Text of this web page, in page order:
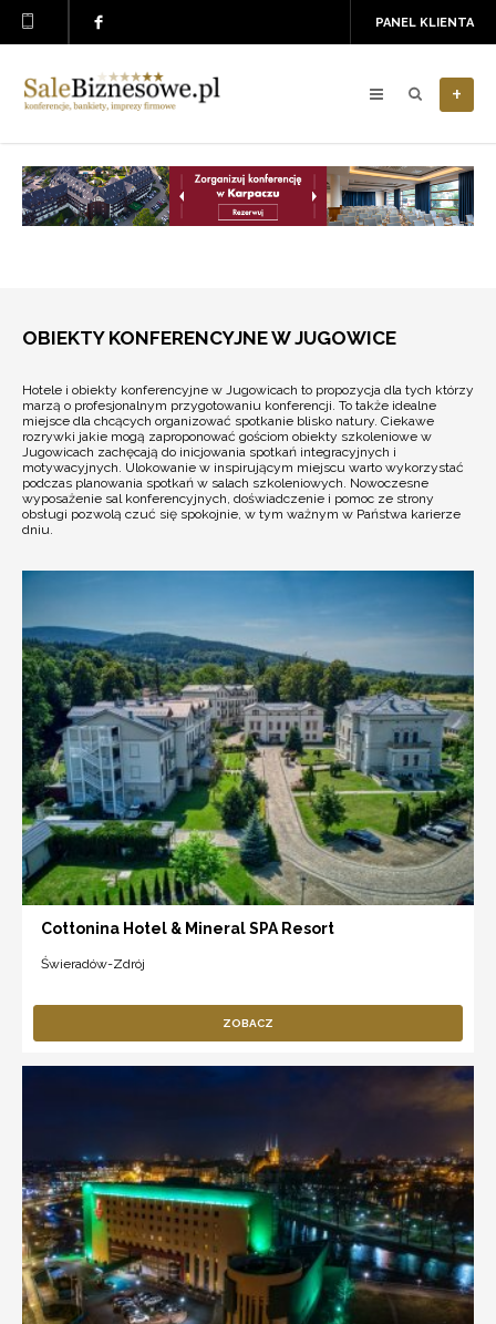
PANEL KLIENTA
+
OBIEKTY KONFERENCYJNE W JUGOWICE
Hotele i obiekty konferencyjne w Jugowicach to propozycja dla tych którzy
marzą o profesjonalnym przygotowaniu konferencji. To także idealne
miejsce dla chcących organizować spotkanie blisko natury. Ciekawe
rozrywki jakie mogą zaproponować gościom obiekty szkoleniowe w
Jugowicach zachęcają do inicjowania spotkań integracyjnych i
motywacyjnych. Ulokowanie w inspirującym miejscu warto wykorzystać
podczas planowania spotkań w salach szkoleniowych. Nowoczesne
wyposażenie sal konferencyjnych, doświadczenie i pomoc ze strony
obsługi pozwolą czuć się spokojnie, w tym ważnym w Państwa karierze
dniu.
Cottonina Hotel & Mineral SPA Resort
Świeradów-Zdrój
ZOBACZ